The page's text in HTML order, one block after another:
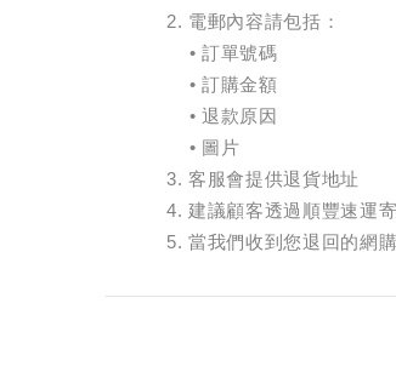
2. 電郵內容請包括：
• 訂單號碼
• 訂購金額
• 退款原因
• 圖片
3. 客服會提供退貨地址
4. 建議顧客透過順豐速運
5. 當我們收到您退回的網